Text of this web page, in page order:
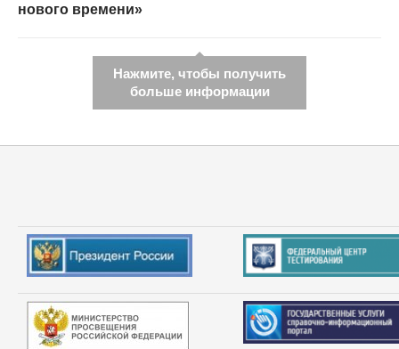
нового времени»
Нажмите, чтобы получить
больше информации